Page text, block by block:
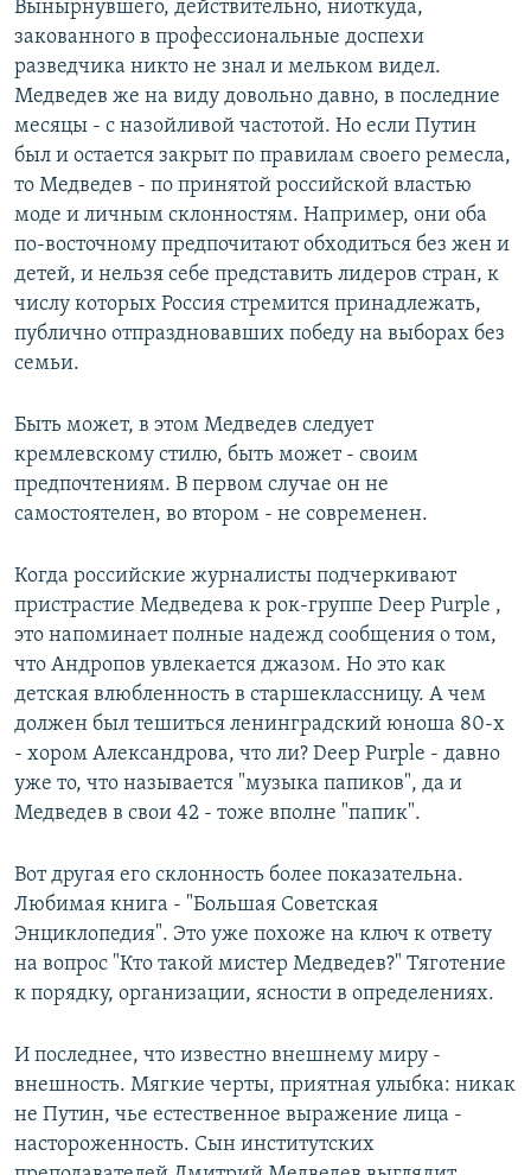
Вынырнувшего, действительно, ниоткуда,
закованного в профессиональные доспехи
разведчика никто не знал и мельком видел.
Медведев же на виду довольно давно, в последние
месяцы - с назойливой частотой. Но если Путин
был и остается закрыт по правилам своего ремесла,
то Медведев - по принятой российской властью
моде и личным склонностям. Например, они оба
по-восточному предпочитают обходиться без жен и
детей, и нельзя себе представить лидеров стран, к
числу которых Россия стремится принадлежать,
публично отпраздновавших победу на выборах без
семьи.
Быть может, в этом Медведев следует
кремлевскому стилю, быть может - своим
предпочтениям. В первом случае он не
самостоятелен, во втором - не современен.
Когда российские журналисты подчеркивают
пристрастие Медведева к рок-группе Deep Purple ,
это напоминает полные надежд сообщения о том,
что Андропов увлекается джазом. Но это как
детская влюбленность в старшеклассницу. А чем
должен был тешиться ленинградский юноша 80-х
- хором Александрова, что ли? Deep Purple - давно
уже то, что называется "музыка папиков", да и
Медведев в свои 42 - тоже вполне "папик".
Вот другая его склонность более показательна.
Любимая книга - "Большая Советская
Энциклопедия". Это уже похоже на ключ к ответу
на вопрос "Кто такой мистер Медведев?" Тяготение
к порядку, организации, ясности в определениях.
И последнее, что известно внешнему миру -
внешность. Мягкие черты, приятная улыбка: никак
не Путин, чье естественное выражение лица -
настороженность. Сын институтских